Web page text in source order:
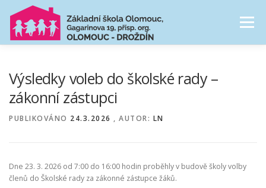
Přeskočit
obsah
Menu
Výsledky voleb do školské rady –
zákonní zástupci
PUBLIKOVÁNO 24.3.2026 , AUTOR: LN
Dne 23. 3. 2026 od 7:00 do 16:00 hodin proběhly v budově školy volby
členů do Školské rady za zákonné zástupce žáků.